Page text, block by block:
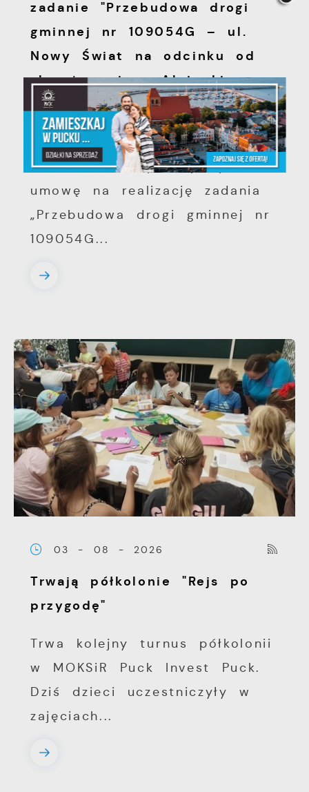
zadanie "Przebudowa drogi
gminnej nr 109054G – ul.
Nowy Świat na odcinku od
skrzyżowania z Aleją Lipową
do skrzyżowania z ul.
Wybickiego w Pucku”
W dniu 3 sierpnia podpisano
umowę na realizację zadania
„Przebudowa drogi gminnej nr
109054G...
03 - 08 - 2026
Trwają półkolonie "Rejs po
przygodę"
Trwa kolejny turnus półkolonii
w MOKSiR Puck Invest Puck.
Dziś dzieci uczestniczyły w
zajęciach...